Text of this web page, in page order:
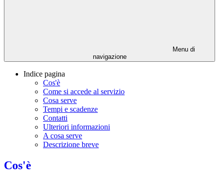
Menu di
navigazione
Indice pagina
Cos'è
Come si accede al servizio
Cosa serve
Tempi e scadenze
Contatti
Ulteriori informazioni
A cosa serve
Descrizione breve
Cos'è